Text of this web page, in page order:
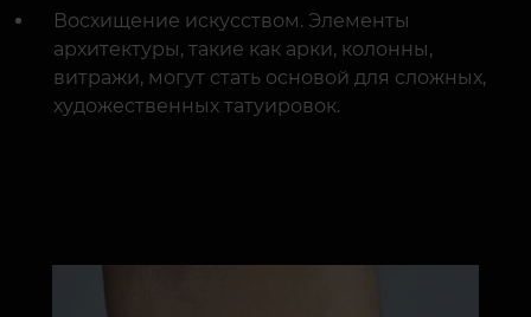
Восхищение искусством. Элементы
архитектуры, такие как арки, колонны,
витражи, могут стать основой для сложных,
художественных татуировок.